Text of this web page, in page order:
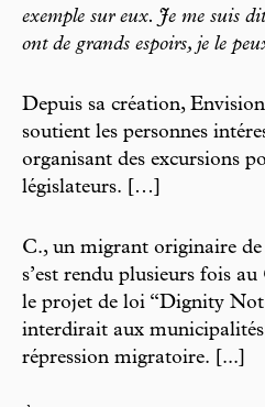
exemple sur eux. Je me suis
ont de grands espoirs, je le
Depuis sa création,
soutient les personnes
organisant des excursions
législateurs. […]
C., un migrant originaire
s’est rendu plusieurs fois
le projet de loi “Dignity
interdirait aux
répression migratoire. [...]